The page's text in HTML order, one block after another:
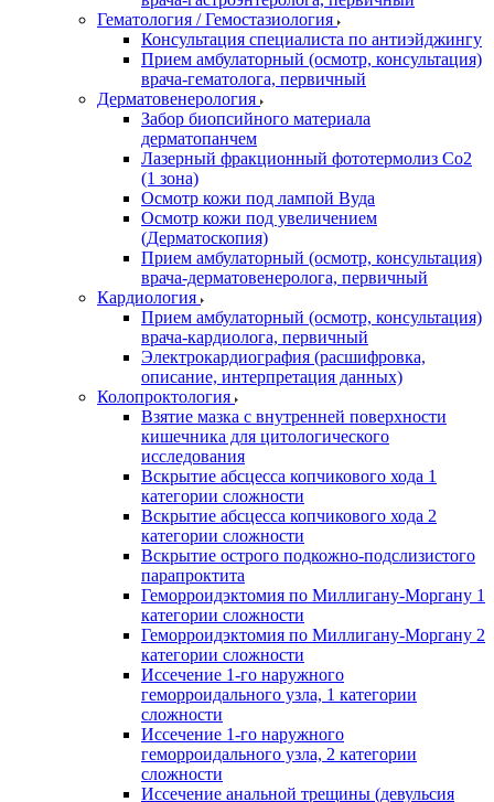
Гематология / Гемостазиология
Консультация специалиста по антиэйджингу
Прием амбулаторный (осмотр, консультация)
врача-гематолога, первичный
Дерматовенерология
Забор биопсийного материала
дерматопанчем
Лазерный фракционный фототермолиз Со2
(1 зона)
Осмотр кожи под лампой Вуда
Осмотр кожи под увеличением
(Дерматоскопия)
Прием амбулаторный (осмотр, консультация)
врача-дерматовенеролога, первичный
Кардиология
Прием амбулаторный (осмотр, консультация)
врача-кардиолога, первичный
Электрокардиография (расшифровка,
описание, интерпретация данных)
Колопроктология
Взятие мазка с внутренней поверхности
кишечника для цитологического
исследования
Вскрытие абсцесса копчикового хода 1
категории сложности
Вскрытие абсцесса копчикового хода 2
категории сложности
Вскрытие острого подкожно-подслизистого
парапроктита
Геморроидэктомия по Миллигану-Моргану 1
категории сложности
Геморроидэктомия по Миллигану-Моргану 2
категории сложности
Иссечение 1-го наружного
геморроидального узла, 1 категории
сложности
Иссечение 1-го наружного
геморроидального узла, 2 категории
сложности
Иссечение анальной трещины (девульсия